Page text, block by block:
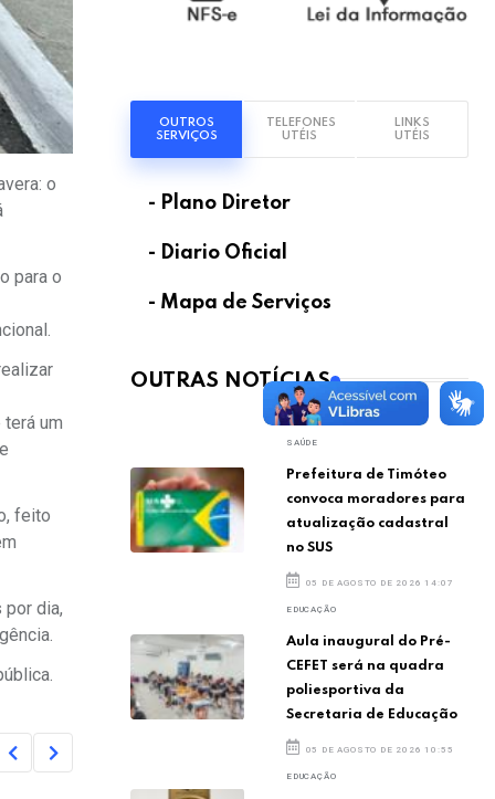
o
para o
um
feito
dia,
OUTROS
SERVIÇOS
TELEFONES
UTÉIS
LINKS
UTÉIS
- Plano Diretor
- Diario Oficial
- Mapa de Serviços
OUTRAS NOTÍCIAS
SAÚDE
Prefeitura de Timóteo
convoca moradores para
atualização cadastral
no SUS
05 DE AGOSTO DE 2026 14:07
EDUCAÇÃO
Aula inaugural do Pré-
CEFET será na quadra
poliesportiva da
Secretaria de Educação
05 DE AGOSTO DE 2026 10:55
EDUCAÇÃO